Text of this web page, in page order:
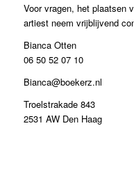
Voor vragen, het plaatsen
artiest neem vrijblijvend
Bianca Otten
06 50 52 07 10
Bianca@boekerz.nl
Troelstrakade 843
2531 AW Den Haag